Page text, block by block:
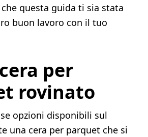
questa guida ti sia stata
buon lavoro con il tuo
per
rovinato
opzioni disponibili sul
una cera per parquet che si